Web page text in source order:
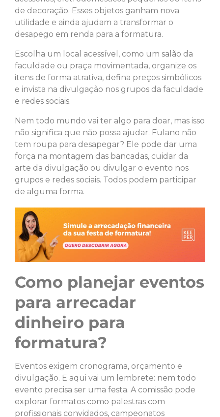
de decoração. Esses objetos ganham nova
utilidade e ainda ajudam a transformar o
desapego em renda para a formatura.
Escolha um local acessível, como um salão da
faculdade ou praça movimentada, organize os
itens de forma atrativa, defina preços simbólicos
e invista na divulgação nos grupos da faculdade
e redes sociais.
Nem todo mundo vai ter algo para doar, mas isso
não significa que não possa ajudar. Fulano não
tem roupa para desapegar? Ele pode dar uma
força na montagem das bancadas, cuidar da
arte da divulgação ou divulgar o evento nos
grupos e redes sociais. Todos podem participar
de alguma forma.
Como planejar eventos
para arrecadar
dinheiro para
formatura?
Eventos exigem cronograma, orçamento e
divulgação. E aqui vai um lembrete: nem todo
evento precisa ser uma festa. A comissão pode
explorar formatos como palestras com
profissionais convidados, campeonatos